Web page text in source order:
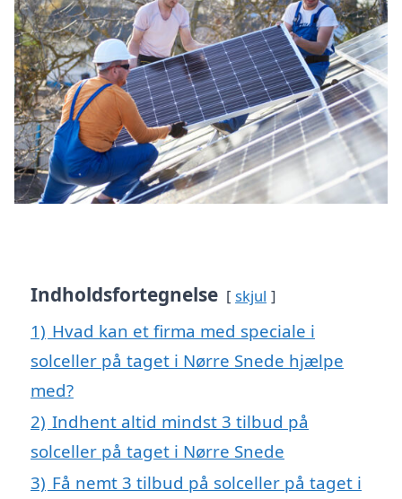
Indholdsfortegnelse skjul
1) Hvad kan et firma med speciale i
solceller på taget i Nørre Snede hjælpe
med?
2) Indhent altid mindst 3 tilbud på
solceller på taget i Nørre Snede
3) Få nemt 3 tilbud på solceller på taget i